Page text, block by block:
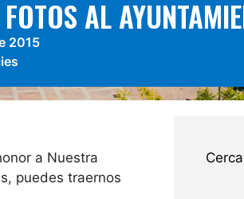
AL
2015
a Nuestra
puedes traernos
Cerca